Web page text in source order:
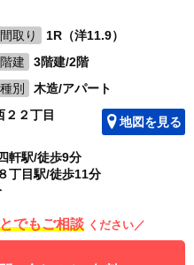
間取り
1R（洋11.9）
階建
3階建/2階
種別
木造/アパート
２２丁目 地図を見る
軒駅/徒歩9分
丁目駅/徒歩11分
でもご相談 ください／